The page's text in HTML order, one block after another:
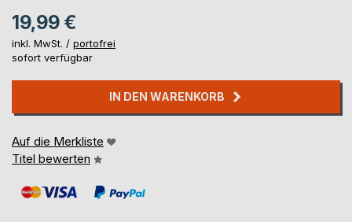
19,99 €
inkl. MwSt. / portofrei
sofort verfügbar
IN DEN WARENKORB
Auf die Merkliste
Titel bewerten